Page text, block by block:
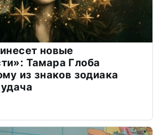
новые
Тамара Глоба
из знаков зодиака